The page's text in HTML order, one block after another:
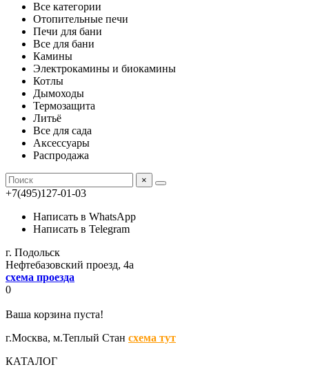
Все категории
Отопительные печи
Печи для бани
Все для бани
Камины
Электрокамины и биокамины
Котлы
Дымоходы
Термозащита
Литьё
Все для сада
Аксессуары
Распродажа
×
+7(495)127-01-03
Написать в WhatsApp
Написать в Telegram
г. Подольск
Нефтебазовский проезд, 4а
схема проезда
0
Ваша корзина пуста!
г.Москва, м.Теплый Стан схема тут
КАТАЛОГ